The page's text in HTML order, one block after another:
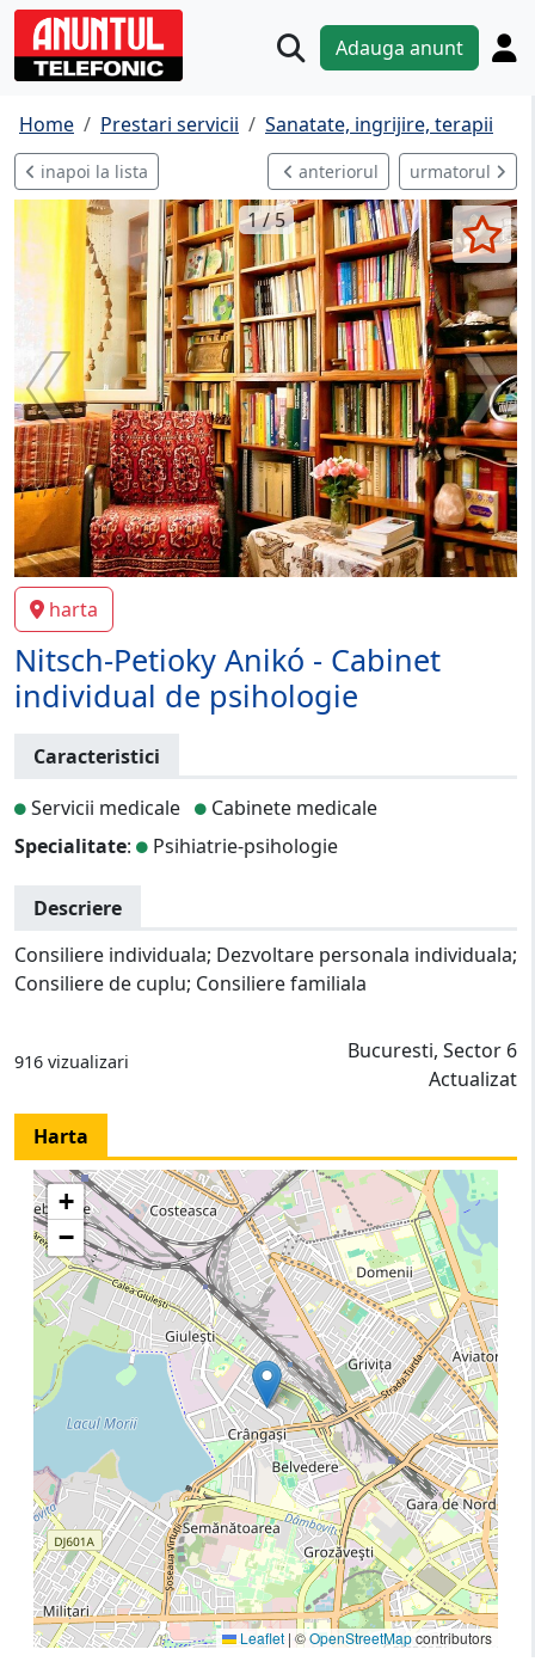
Adauga anunt
Home Prestari servicii Sanatate, ingrijire, terapii
inapoi la lista anteriorul urmatorul
1 / 5
harta
Nitsch-Petioky Anikó - Cabinet
individual de psihologie
Caracteristici
Servicii medicale
Cabinete medicale
Specialitate: Psihiatrie-psihologie
Descriere
Consiliere individuala; Dezvoltare personala individuala;
Consiliere de cuplu; Consiliere familiala
916 vizualizari
Bucuresti, Sector 6
Actualizat
Harta
+
−
Leaflet | ©OpenStreetMapcontributors